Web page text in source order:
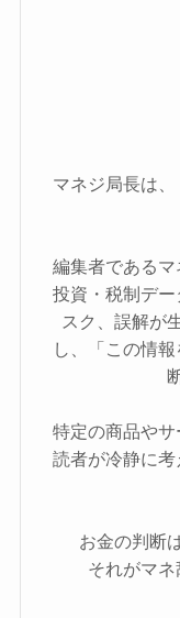
マネジ局長は
編集者であるマ
投資・税制デ
スク、誤解が
し、「この情
特定の商品やサ
読者が冷静に
お金の判断
それがマネ